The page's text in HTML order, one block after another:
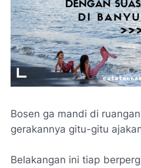
Bosen ga mandi di
gerakannya gitu-gitu
Belakangan ini tiap